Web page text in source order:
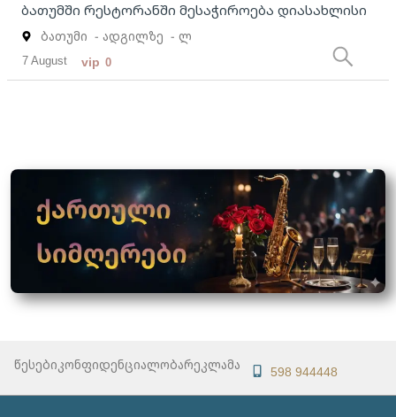
ბათუმში რესტორანში მესაჭიროება დიასახლისი
ბათუმი - ადგილზე - ლ
7 August vip 0
წესებიკონფიდენციალობარეკლამა 598 944448